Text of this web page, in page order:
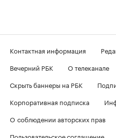
Контактная информация
Вечерний РБК
О телеканале
Скрыть баннеры на РБК
Корпоративная подписка
О соблюдении авторских прав
Пользовательское соглашение